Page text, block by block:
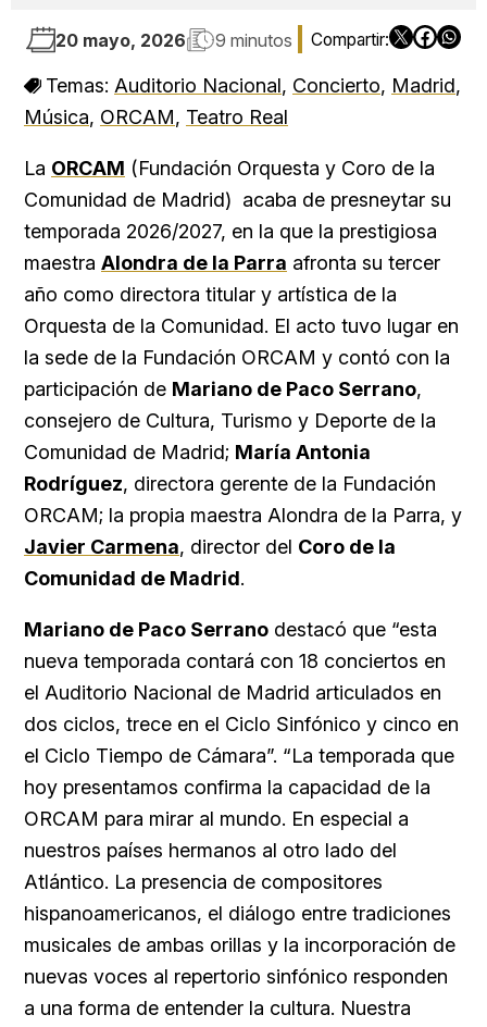
aperitivo para escribir más feliz...
20 mayo, 2026 9 minutos
Temas: Auditorio Nacional, Concierto, Madrid,
Música, ORCAM, Teatro Real
La ORCAM (Fundación Orquesta y Coro de la
Comunidad de Madrid) acaba de presneytar su
temporada 2026/2027, en la que la prestigiosa
maestra Alondra de la Parra afronta su tercer
año como directora titular y artística de la
Orquesta de la Comunidad. El acto tuvo lugar en
la sede de la Fundación ORCAM y contó con la
participación de Mariano de Paco Serrano,
consejero de Cultura, Turismo y Deporte de la
Comunidad de Madrid; María Antonia
Rodríguez, directora gerente de la Fundación
ORCAM; la propia maestra Alondra de la Parra, y
Javier Carmena, director del Coro de la
Comunidad de Madrid.
Mariano de Paco Serrano destacó que “esta
nueva temporada contará con 18 conciertos en
el Auditorio Nacional de Madrid articulados en
dos ciclos, trece en el Ciclo Sinfónico y cinco en
el Ciclo Tiempo de Cámara”. “La temporada que
hoy presentamos confirma la capacidad de la
ORCAM para mirar al mundo. En especial a
nuestros países hermanos al otro lado del
Atlántico. La presencia de compositores
hispanoamericanos, el diálogo entre tradiciones
musicales de ambas orillas y la incorporación de
nuevas voces al repertorio sinfónico responden
a una forma de entender la cultura. Nuestra